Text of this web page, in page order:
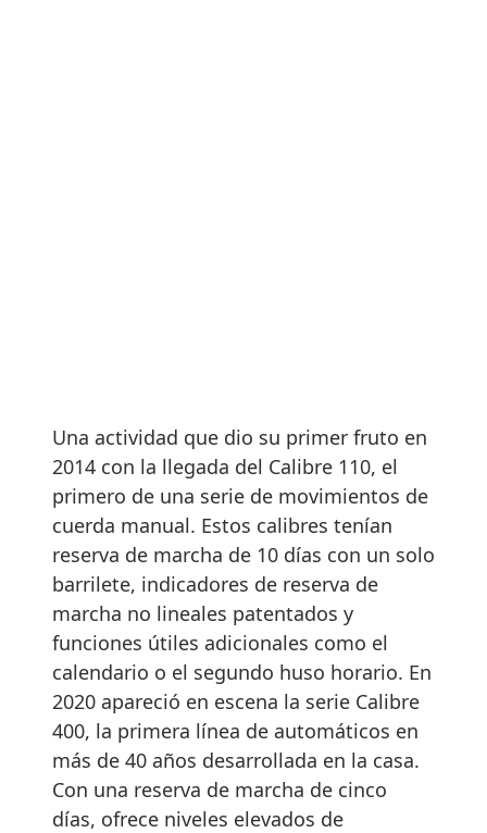
Una actividad que dio su primer fruto en
2014 con la llegada del Calibre 110, el
primero de una serie de movimientos de
cuerda manual. Estos calibres tenían
reserva de marcha de 10 días con un solo
barrilete, indicadores de reserva de
marcha no lineales patentados y
funciones útiles adicionales como el
calendario o el segundo huso horario. En
2020 apareció en escena la serie Calibre
400, la primera línea de automáticos en
más de 40 años desarrollada en la casa.
Con una reserva de marcha de cinco
días, ofrece niveles elevados de